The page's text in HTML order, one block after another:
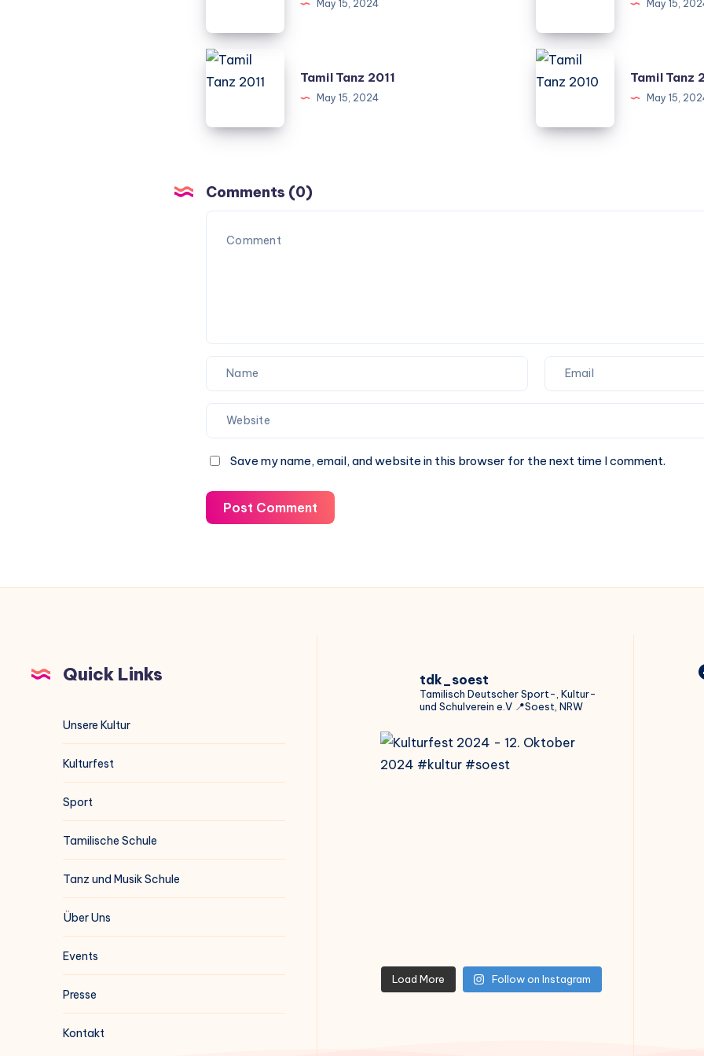
May 15, 2024 May 15,
Tamil
Tanz
Tamil Tanz 2011
May 15, 2024
Tamil
Tanz
Tamil Tanz
May 15,
Comments (0)
Save my name, email, and website in this browser for the next time I comment.
Post Comment
Quick Links
Unsere Kultur
Kulturfest
Sport
Tamilische Schule
Tanz und Musik Schule
Über Uns
Events
Presse
Kontakt
tdk_soest
Tamilisch Deutscher Sport-, Kultur-
und Schulverein e.V 📍Soest, NRW
Load More Follow on Instagram